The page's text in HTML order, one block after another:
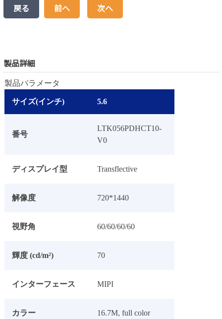
戻る 前へ 次へ
製品詳細
製品パラメータ
サイズ(インチ) 5.6
番号
LTK056PDHCT10-
V0
ディスプレイ型 Transflective
解像度 720*1440
視野角 60/60/60/60
輝度 (cd/m²) 70
インターフェース MIPI
カラー 16.7M, full color